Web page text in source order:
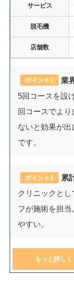
サービス
脱毛機
店舗数
ポイント1
業
5回コースを設
回コースでよ
ないと効果が
です。
ポイント2
累
クリニックと
フが施術を担
やすい。
もっと詳しく